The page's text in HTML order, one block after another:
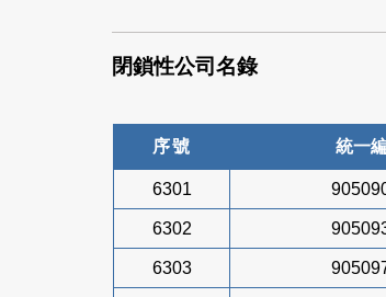
閉鎖性公司名錄
序號 統一
6301
6302
6303